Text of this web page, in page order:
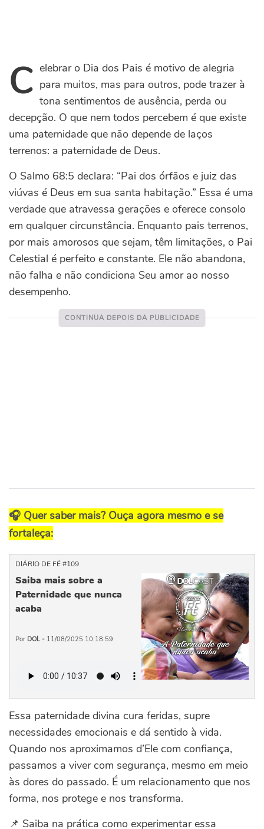
Celebrar o Dia dos Pais é motivo de alegria
para muitos, mas para outros, pode trazer à
tona sentimentos de ausência, perda ou
decepção. O que nem todos percebem é que existe
uma paternidade que não depende de laços
terrenos: a paternidade de Deus.
O Salmo 68:5 declara: “Pai dos órfãos e juiz das
viúvas é Deus em sua santa habitação.” Essa é uma
verdade que atravessa gerações e oferece consolo
em qualquer circunstância. Enquanto pais terrenos,
por mais amorosos que sejam, têm limitações, o Pai
Celestial é perfeito e constante. Ele não abandona,
não falha e não condiciona Seu amor ao nosso
desempenho.
🎧 Quer saber mais? Ouça agora mesmo e se
fortaleça:
DIÁRIO DE FÉ #109
Saiba mais sobre a
Paternidade que nunca
acaba
Por DOL - 11/08/2025 10:18:59
Essa paternidade divina cura feridas, supre
necessidades emocionais e dá sentido à vida.
Quando nos aproximamos d’Ele com confiança,
passamos a viver com segurança, mesmo em meio
às dores do passado. É um relacionamento que nos
forma, nos protege e nos transforma.
📌 Saiba na prática como experimentar essa